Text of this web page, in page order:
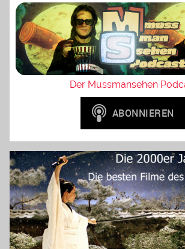
Der Mussmansehen